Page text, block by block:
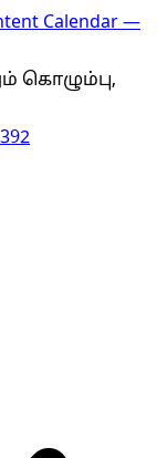
Calendar —
கொழும்பு,